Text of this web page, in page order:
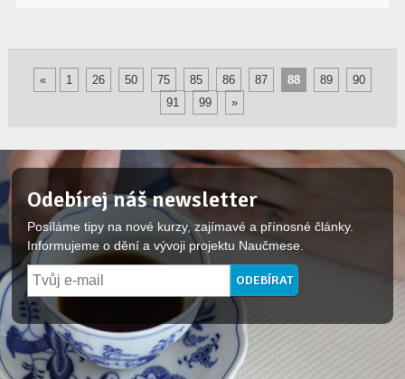
« 1 26 50 75 85 86 87 88 89
90
91
99 »
Odebírej náš newsletter
Posíláme tipy na nové kurzy, zajímavé a přínosné články.
Informujeme o dění a vývoji projektu Naučmese.